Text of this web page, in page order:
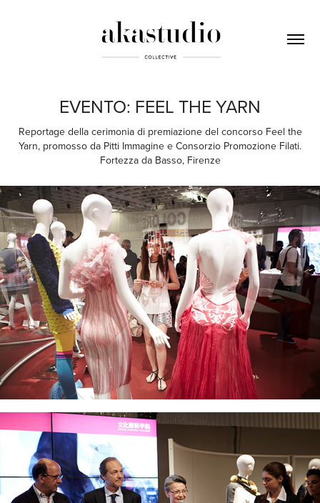
EVENTO: FEEL THE YARN
Reportage della cerimonia di premiazione del concorso Feel the
Yarn, promosso da Pitti Immagine e Consorzio Promozione Filati.
Fortezza da Basso, Firenze